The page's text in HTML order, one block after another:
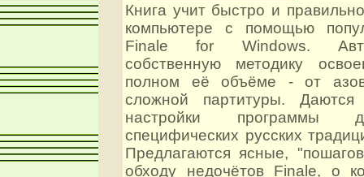
Книга учит быстро и
компьютере с помощью
Finale for Windows.
собственную методику
полном её объёме - от азов
сложной партитуры.
настройки программы
специфических русских
Предлагаются ясные,
обходу недочётов Finale, о